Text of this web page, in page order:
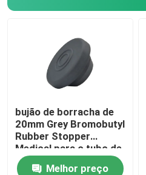
bujão de borracha de
20mm Grey Bromobutyl
Rubber Stopper
Medical para o tubo de
ensaio da injeção
Melhor preço